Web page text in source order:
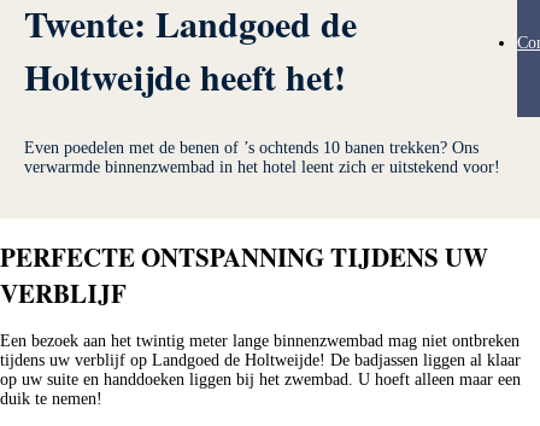
Twente: Landgoed de
Holtweijde heeft het!
Even poedelen met de benen of ’s ochtends 10 banen trekken? Ons
verwarmde binnenzwembad in het hotel leent zich er uitstekend voor!
PERFECTE ONTSPANNING TIJDENS UW
VERBLIJF
Een bezoek aan het twintig meter lange binnenzwembad mag niet ontbreken
tijdens uw verblijf op Landgoed de Holtweijde! De badjassen liggen al klaar
op uw suite en handdoeken liggen bij het zwembad. U hoeft alleen maar een
duik te nemen!